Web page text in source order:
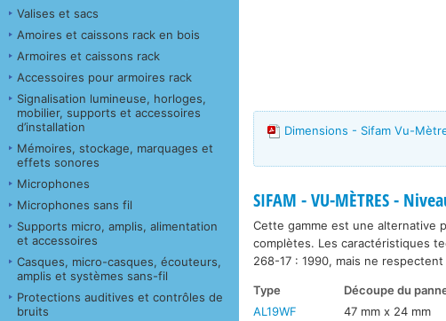
Valises et sacs
Amoires et caissons rack en bois
Armoires et caissons rack
Accessoires pour armoires rack
Signalisation lumineuse, horloges,
mobilier, supports et accessoires
d’installation
Mémoires, stockage, marquages et
effets sonores
Microphones
Microphones sans fil
Supports micro, amplis, alimentation
et accessoires
Casques, micro-casques, écouteurs,
amplis et systèmes sans-fil
Protections auditives et contrôles de
bruits
Dimensions - Sifam Vu-
SIFAM - VU-MÈTRES -
Cette gamme est une alternative
complètes. Les caractéristiques
268-17 : 1990, mais ne
Type Découpe du
AL19WF
47 mm x 24 mm